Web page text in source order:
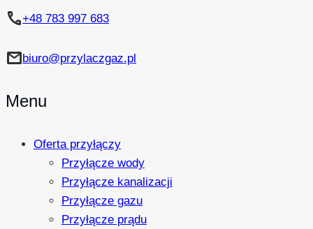
phone+48 783 997 683
mailbiuro@przylaczgaz.pl
Menu
Oferta przyłączy
Przyłącze wody
Przyłącze kanalizacji
Przyłącze gazu
Przyłącze prądu